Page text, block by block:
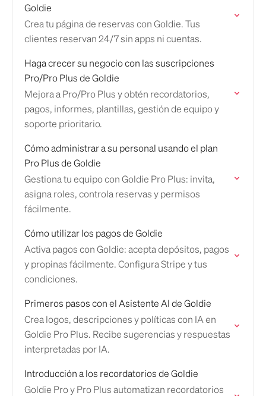
Goldie
Crea tu página de reservas con Goldie. Tus
clientes reservan 24/7 sin apps ni cuentas.
Haga crecer su negocio con las suscripciones
Pro/Pro Plus de Goldie
Mejora a Pro/Pro Plus y obtén recordatorios,
pagos, informes, plantillas, gestión de equipo y
soporte prioritario.
Cómo administrar a su personal usando el plan
Pro Plus de Goldie
Gestiona tu equipo con Goldie Pro Plus: invita,
asigna roles, controla reservas y permisos
fácilmente.
Cómo utilizar los pagos de Goldie
Activa pagos con Goldie: acepta depósitos, pagos
y propinas fácilmente. Configura Stripe y tus
condiciones.
Primeros pasos con el Asistente AI de Goldie
Crea logos, descripciones y políticas con IA en
Goldie Pro Plus. Recibe sugerencias y respuestas
interpretadas por IA.
Introducción a los recordatorios de Goldie
Goldie Pro y Pro Plus automatizan recordatorios